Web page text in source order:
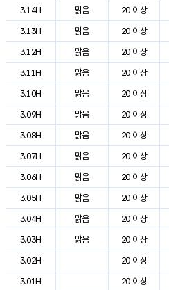
도시별 기상실황표로 지점, 날씨, 기
3.14H
맑음 20 이상
3.13H
맑음 20 이상
3.12H
맑음 20 이상
3.11H
맑음 20 이상
3.10H
맑음 20 이상
3.09H
맑음 20 이상
3.08H
맑음 20 이상
3.07H
맑음 20 이상
3.06H
맑음 20 이상
3.05H
맑음 20 이상
3.04H
맑음 20 이상
3.03H
맑음 20 이상
3.02H
20 이상
3.01H
20 이상